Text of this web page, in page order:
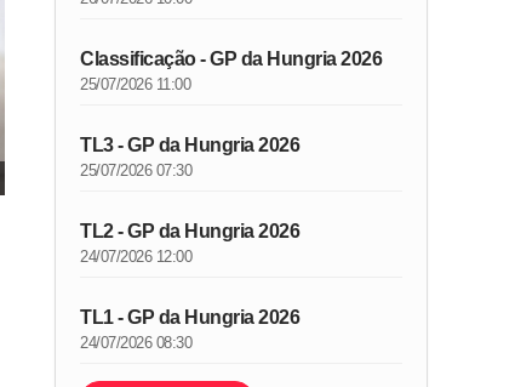
Classificação - GP da Hungria 2026
25/07/2026 11:00
TL3 - GP da Hungria 2026
25/07/2026 07:30
TL2 - GP da Hungria 2026
24/07/2026 12:00
TL1 - GP da Hungria 2026
24/07/2026 08:30